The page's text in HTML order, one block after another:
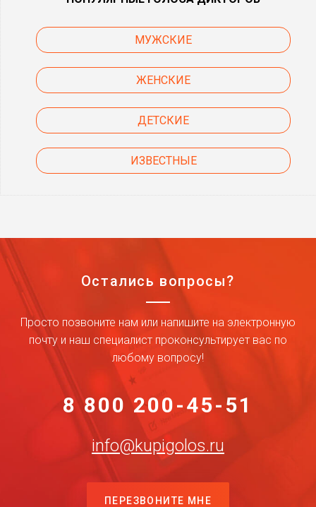
МУЖСКИЕ
ЖЕНСКИЕ
ДЕТСКИЕ
ИЗВЕСТНЫЕ
Остались вопросы?
Просто позвоните нам или напишите на электронную
почту и наш специалист проконсультирует вас по
любому вопросу!
8 800 200-45-51
info@kupigolos.ru
ПЕРЕЗВОНИТЕ МНЕ